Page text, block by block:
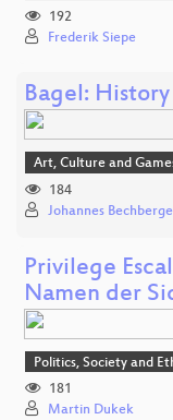
192
Frederik Siepe
Bagel:
Art, Culture and
184
Johannes
Privilege
Namen der
Politics, Society and
181
Martin Dukek